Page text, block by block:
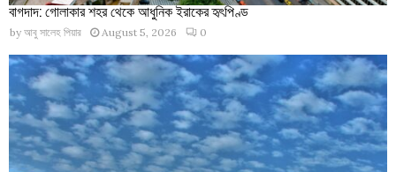
বাগদাদ: গোলাকার শহর থেকে আধুনিক ইরাকের হৃৎপিণ্ড
by আবু সালেহ পিয়ার August 5, 2026 0